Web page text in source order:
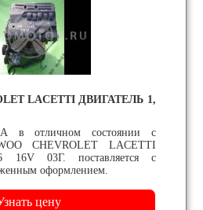
LACETTI ДВИГАТЕЛЬ 1,
в отличном состоянии с
CHEVROLET LACETTI
03Г. поставляется с
оформлением.